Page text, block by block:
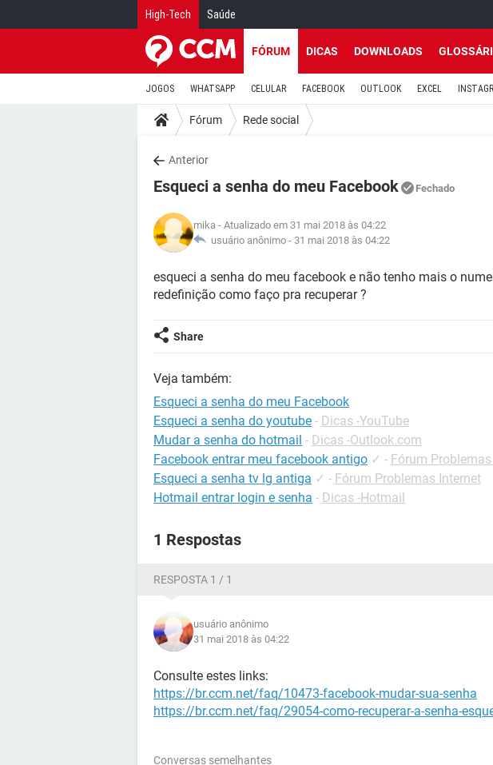
High-Tech Saúde
FÓRUM DICAS DOWNLOADS
JOGOS WHATSAPP CELULAR FACEBOOK OUTLOOK EXCEL
Fórum Rede social
Anterior
Esqueci a senha do meu Facebook Fechado
mika - Atualizado em 31 mai 2018 às 04:22
usuário anônimo - 31 mai 2018 às 04:22
esqueci a senha do meu facebook e não tenho mais o
redefinição como faço pra recuperar ?
Share
Veja também:
Esqueci a senha do meu Facebook
Esqueci a senha do youtube - Dicas -YouTube
Mudar a senha do hotmail - Dicas -Outlook.com
Facebook entrar meu facebook antigo ✓ - Fórum
Esqueci a senha tv lg antiga ✓ - Fórum Problemas Internet
Hotmail entrar login e senha - Dicas -Hotmail
1 Respostas
RESPOSTA 1 / 1
usuário anônimo
31 mai 2018 às 04:22
Consulte estes links:
https://br.ccm.net/faq/10473-facebook-mudar-sua-senha
https://br.ccm.net/faq/29054-como-recuperar-a-senha-
Conversas semelhantes